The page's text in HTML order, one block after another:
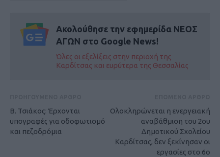
Ακολούθησε την εφημερίδα ΝΕΟΣ
ΑΓΩΝ στο Google News!
Όλες οι εξελίξεις στην περιοχή της
Καρδίτσας και ευρύτερα της Θεσσαλίας
Β. Τσιάκος: Έρχονται
υπογραφές για οδοφωτισμό
και πεζοδρόμια
Ολοκληρώνεται η ενεργειακή
αναβάθμιση του 2ου
Δημοτικού Σχολείου
Καρδίτσας, δεν ξεκίνησαν οι
εργασίες στο 6ο